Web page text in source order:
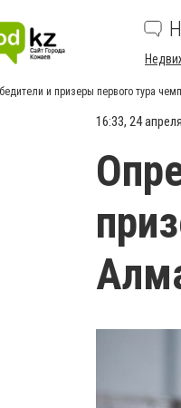
и призеры первого тура
16:33, 24